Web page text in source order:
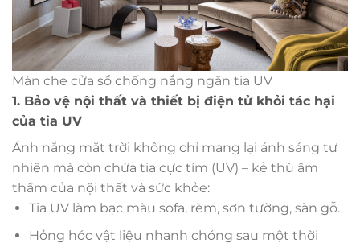
Màn che cửa sổ chống nắng ngăn tia UV
1. Bảo vệ nội thất và thiết bị điện tử khỏi tác hại
của tia UV
Ánh nắng mặt trời không chỉ mang lại ánh sáng tự
nhiên mà còn chứa tia cực tím (UV) – kẻ thù âm
thầm của nội thất và sức khỏe:
Tia UV làm bạc màu sofa, rèm, sơn tường, sàn gỗ.
Hỏng hóc vật liệu nhanh chóng sau một thời